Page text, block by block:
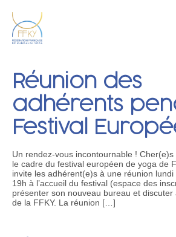
Réunion des
adhérents
Festival
Un rendez-vous incontournable !
le cadre du festival européen de yoga de
invite les adhérent(e)s à une réunion
19h à l’accueil du festival (espace des
présenter son nouveau bureau et discuter
de la FFKY. La réunion […]